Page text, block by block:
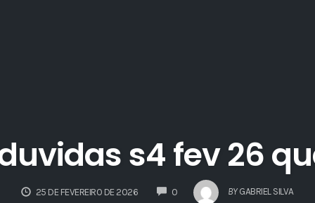
s4 fev 26
25 DE FEVEREIRO DE 2026 0COMMENTS BY GABRIEL SILVA